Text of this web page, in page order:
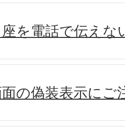
を電話で伝えな
の偽装表示にご